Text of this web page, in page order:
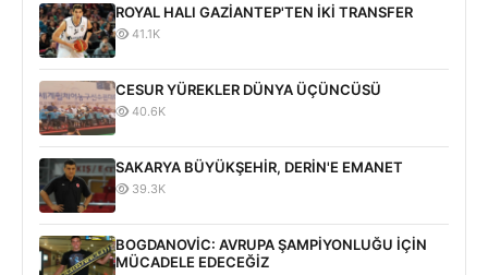
ROYAL HALI GAZİANTEP'TEN İKİ TRANSFER
41.1K
CESUR YÜREKLER DÜNYA ÜÇÜNCÜSÜ
40.6K
SAKARYA BÜYÜKŞEHİR, DERİN'E EMANET
39.3K
BOGDANOVİC: AVRUPA ŞAMPİYONLUĞU İÇİN
MÜCADELE EDECEĞİZ